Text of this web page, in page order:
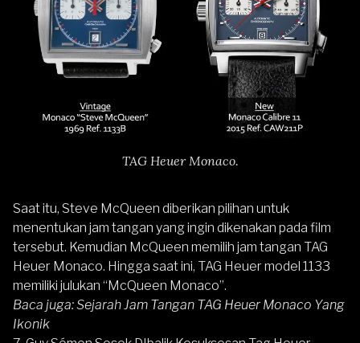
TAG Heuer Monaco.
Saat itu, Steve McQueen diberikan pilihan untuk
menentukan jam tangan yang ingin dikenakan pada film
tersebut. Kemudian McQueen memilih jam tangan TAG
Heuer Monaco. Hingga saat ini, TAG Heuer model 1133
memiliki julukan “McQueen Monaco”.
Baca juga:Sejarah Jam Tangan TAG Heuer Monaco Yang
Ikonik